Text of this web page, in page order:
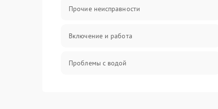
Прочие неисправности
Включение и работа
Проблемы с водой